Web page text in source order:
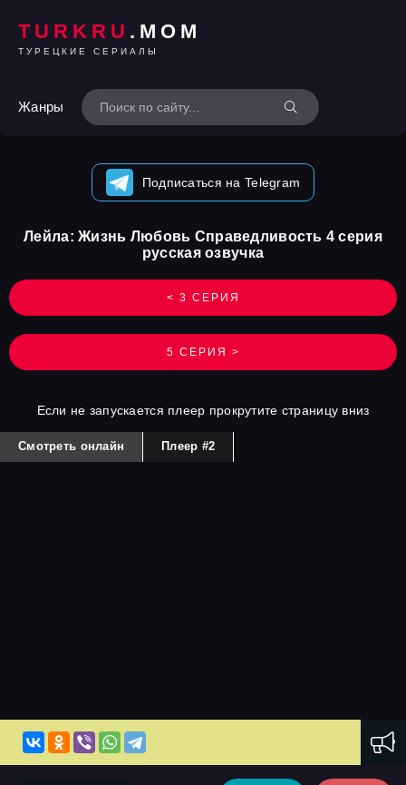
TURKRU .MOM
ТУРЕЦКИЕ СЕРИАЛЫ
Жанры
Подписаться на Telegram
< 3 СЕРИЯ
Лейла: Жизнь Любовь Справедливость 4 серия
русская озвучка
5 СЕРИЯ >
Если не запускается плеер прокрутите страницу вниз
Смотреть онлайн Плеер #2